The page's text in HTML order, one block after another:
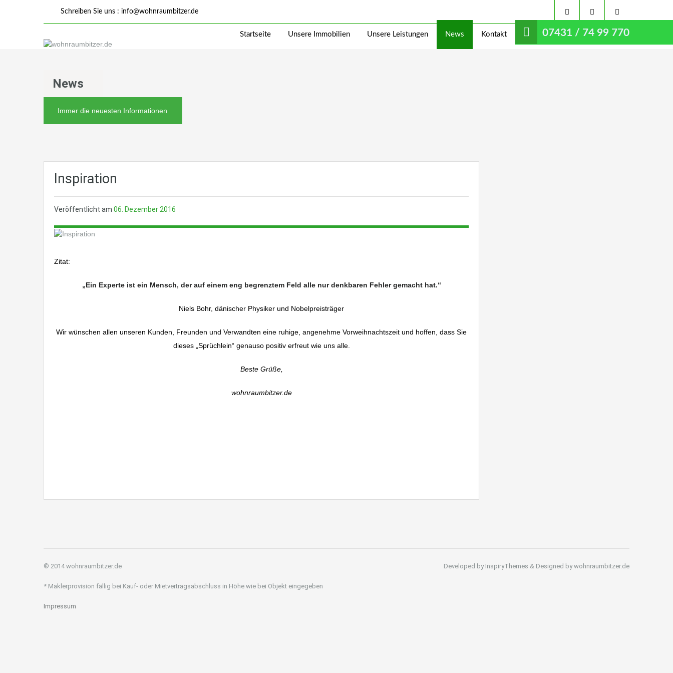
Schreiben Sie uns : info@wohnraumbitzer.de
07431 / 74 99 770
Startseite Unsere Immobilien Unsere Leistungen News Kontakt
News
Immer die neuesten Informationen
Inspiration
Veröffentlicht am 06. Dezember 2016
Zitat:
„Ein Experte ist ein Mensch, der auf einem eng begrenztem Feld alle nur denkbaren Fehler gemacht hat.“
Niels Bohr, dänischer Physiker und Nobelpreisträger
Wir wünschen allen unseren Kunden, Freunden und Verwandten eine ruhige, angenehme Vorweihnachtszeit und hoffen, dass Sie
dieses „Sprüchlein“ genauso positiv erfreut wie uns alle.
Beste Grüße,
wohnraumbitzer.de
© 2014 wohnraumbitzer.de
* Maklerprovision fällig bei Kauf- oder Mietvertragsabschluss in Höhe wie bei Objekt eingegeben
Impressum
Developed by InspiryThemes & Designed by wohnraumbitzer.de